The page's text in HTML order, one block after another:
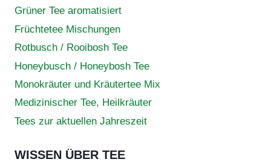
Grüner Tee aromatisiert
Früchtetee Mischungen
Rotbusch / Rooibosh Tee
Honeybusch / Honeybosh Tee
Monokräuter und Kräutertee Mix
Medizinischer Tee, Heilkräuter
Tees zur aktuellen Jahreszeit
WISSEN ÜBER TEE